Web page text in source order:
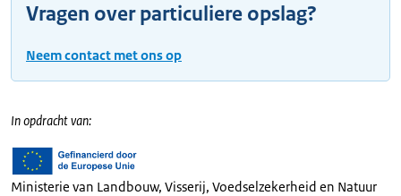
Vragen over particuliere opslag?
Neem contact met ons op
In opdracht van:
Ministerie van Landbouw, Visserij, Voedselzekerheid en Natuur